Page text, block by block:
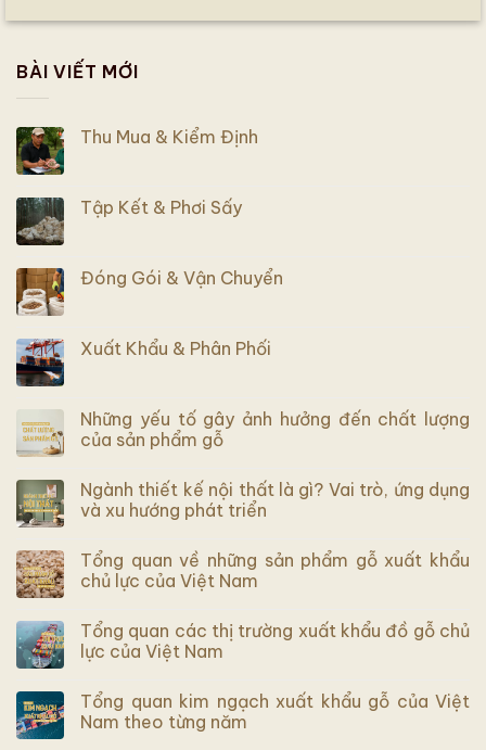
BÀI VIẾT MỚI
Thu Mua & Kiểm Định
Tập Kết & Phơi Sấy
Đóng Gói & Vận Chuyển
Xuất Khẩu & Phân Phối
Những yếu tố gây ảnh hưởng đến chất lượng
của sản phẩm gỗ
Ngành thiết kế nội thất là gì? Vai trò, ứng dụng
và xu hướng phát triển
Tổng quan về những sản phẩm gỗ xuất khẩu
chủ lực của Việt Nam
Tổng quan các thị trường xuất khẩu đồ gỗ chủ
lực của Việt Nam
Tổng quan kim ngạch xuất khẩu gỗ của Việt
Nam theo từng năm